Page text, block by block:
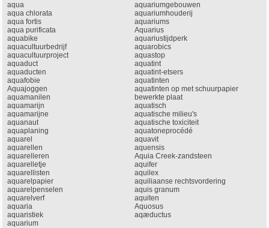
aqua
aqua chlorata
aqua fortis
aqua purificata
aquabike
aquacultuurbedrijf
aquacultuurproject
aquaduct
aquaducten
aquafobie
Aquajoggen
aquamanilen
aquamarijn
aquamarijne
aquanaut
aquaplaning
aquarel
aquarellen
aquarelleren
aquarelletje
aquarellisten
aquarelpapier
aquarelpenselen
aquarelverf
aquaria
aquaristiek
aquarium
aquariumgebouwen
aquariumhouderij
aquariums
Aquarius
aquariustijdperk
aquarobics
aquastop
aquatint
aquatint-etsers
aquatinten
aquatinten op met schuurpapier
bewerkte plaat
aquatisch
aquatische milieu's
aquatische toxiciteit
aquatoneprocédé
aquavit
aquensis
Aquia Creek-zandsteen
aquifer
aquilex
aquiliaanse rechtsvordering
aquis granum
aquiten
Aquosus
aqæductus